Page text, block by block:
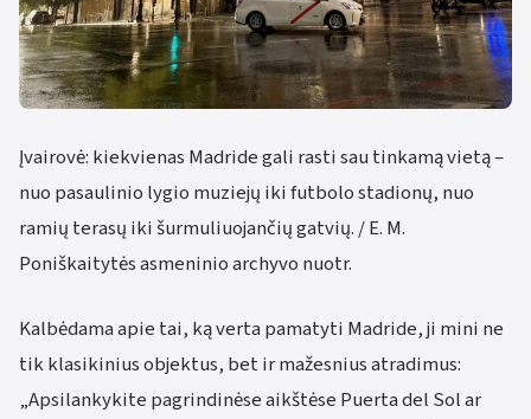
Įvairovė: kiekvienas Madride gali rasti sau tinkamą vietą –
nuo pasaulinio lygio muziejų iki futbolo stadionų, nuo
ramių terasų iki šurmuliuojančių gatvių. / E. M.
Poniškaitytės asmeninio archyvo nuotr.
Kalbėdama apie tai, ką verta pamatyti Madride, ji mini ne
tik klasikinius objektus, bet ir mažesnius atradimus:
„Apsilankykite pagrindinėse aikštėse Puerta del Sol ar